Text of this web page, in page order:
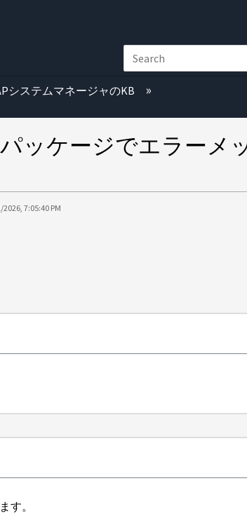
システムマネージャのKB
ッケージでエラーメ
2026, 7:05:40 PM
す。